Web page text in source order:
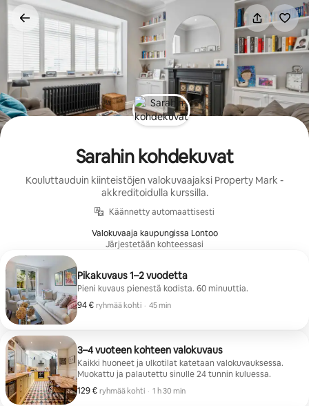
Jätä
sisältö
Sarahin kohdekuvat
Kouluttauduin kiinteistöjen valokuvaajaksi Property Mark -
akkreditoidulla kurssilla.
Käännetty automaattisesti
Valokuvaaja kaupungissa Lontoo
Järjestetään kohteessasi
Pikakuvaus 1–2 vuodetta
Pieni kuvaus pienestä kodista. 60 minuuttia.
94 € ryhmää kohti
94 € ryhmää kohti
, · 45 min
3–4 vuoteen kohteen valokuvaus
Kaikki huoneet ja ulkotilat katetaan valokuvauksessa.
Muokattu ja palautettu sinulle 24 tunnin kuluessa.
129 € ryhmää kohti
129 € ryhmää kohti
, · 1 h 30 min